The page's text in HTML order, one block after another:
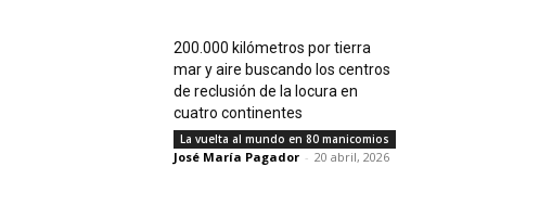
200.000 kilómetros por tierra
mar y aire buscando los centros
de reclusión de la locura en
cuatro continentes
La vuelta al mundo en 80 manicomios
José María Pagador - 20 abril, 2026